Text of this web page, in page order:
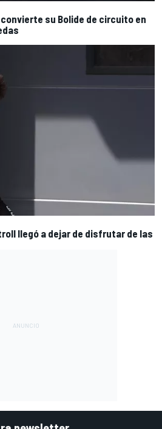
su Bolide de circuito en
llegó a dejar de disfrutar de las